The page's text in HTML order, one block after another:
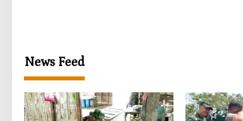
News Feed